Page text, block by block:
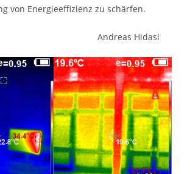
von Energieeffizienz zu schärfen.
Andreas Hidasi